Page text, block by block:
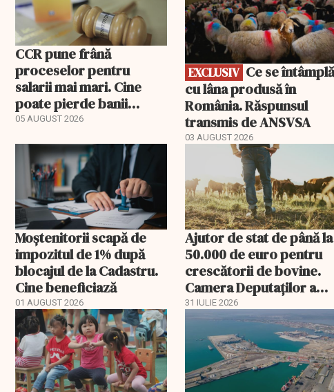
CCR pune frână
proceselor pentru
salarii mai mari. Cine
poate pierde banii
ceruți statului
05 AUGUST 2026
EXCLUSIV
cu lâna produsă în
România. Răspunsul
transmis de ANSVSA
03 AUGUST 2026
Moștenitorii scapă de
impozitul de 1% după
blocajul de la Cadastru.
Cine beneficiază
01 AUGUST 2026
Ajutor de stat de până la
50.000 de euro pentru
crescătorii de bovine.
Camera Deputaților a
aprobat schema
31 IULIE 2026